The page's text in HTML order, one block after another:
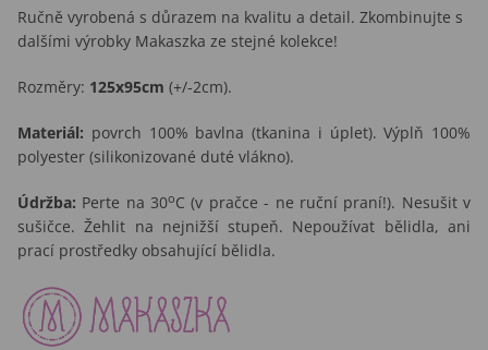
Ručně vyrobená s důrazem na kvalitu a detail. Zkombinujte s
dalšími výrobky Makaszka ze stejné kolekce!
Rozměry: 125x95cm (+/-2cm).
Materiál: povrch 100% bavlna (tkanina i úplet). Výplň 100%
polyester (silikonizované duté vlákno).
Údržba: Perte na 30oC (v pračce - ne ruční praní!). Nesušit v
sušičce. Žehlit na nejnižší stupeň. Nepoužívat bělidla, ani
prací prostředky obsahující bělidla.